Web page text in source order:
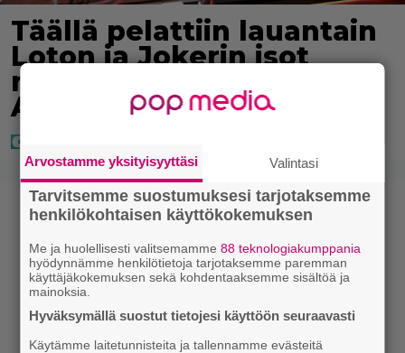
Täällä pelattiin lauantain
Loton ja Jokerin isot
rahat – Tokmannilla,
ABC:lla, netissä…
Arvostamme yksityisyyttäsi Valintasi
Tarvitsemme suostumuksesi tarjotaksemme
henkilökohtaisen käyttökokemuksen
Me ja huolellisesti valitsemamme88 teknologiakumppania
hyödynnämme henkilötietoja tarjotaksemme paremman
käyttäjäkokemuksen sekä kohdentaaksemme sisältöä ja
mainoksia.
Hyväksymällä suostut tietojesi käyttöön seuraavasti
Käytämme laitetunnisteita ja tallennamme evästeitä